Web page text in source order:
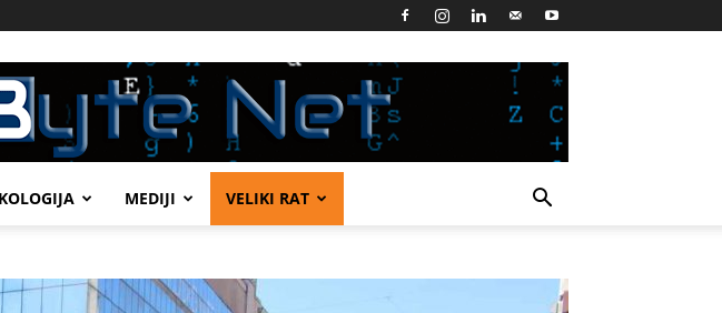
MEDIJI VELIKI RAT